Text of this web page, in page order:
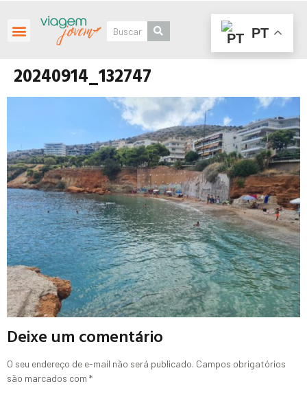
20240914_132747
Deixe um comentário
O seu endereço de e-mail não será publicado. Campos obrigatórios
são marcados com *
PT